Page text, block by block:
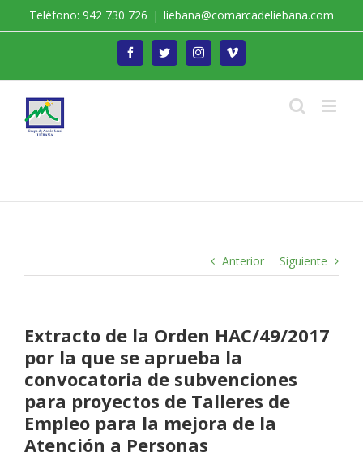
Teléfono: 942 730 726 | liebana@comarcadeliebana.com
FacebookTwitterInstagramVimeo
Anterior Siguiente
Extracto de la Orden HAC/49/2017
por la que se aprueba la
convocatoria de subvenciones
para proyectos de Talleres de
Empleo para la mejora de la
Atención a Personas